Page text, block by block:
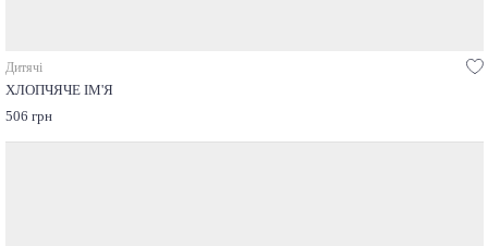
Дитячі
ХЛОПЧЯЧЕ ІМ'Я
506 грн